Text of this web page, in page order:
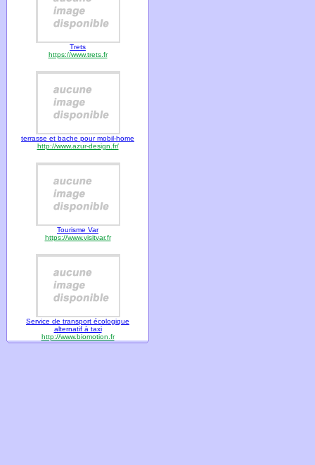
Trets
https://www.trets.fr
terrasse et bache pour mobil-home
http://www.azur-design.fr/
Tourisme Var
https://www.visitvar.fr
Service de transport écologique
alternatif à taxi
http://www.biomotion.fr